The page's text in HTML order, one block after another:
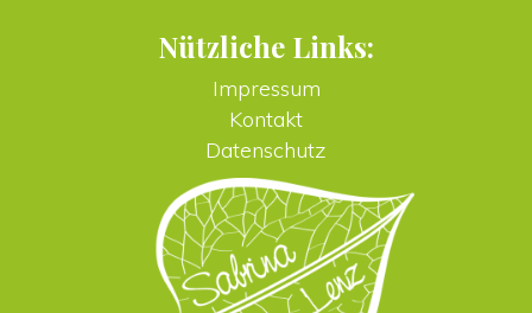
Nützliche Links:
Impressum
Kontakt
Datenschutz